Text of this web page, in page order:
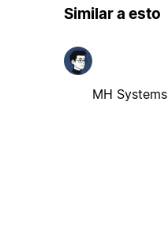
Similar a esto
MH Systems